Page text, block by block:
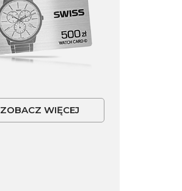
ZOBACZ WIĘCEJ